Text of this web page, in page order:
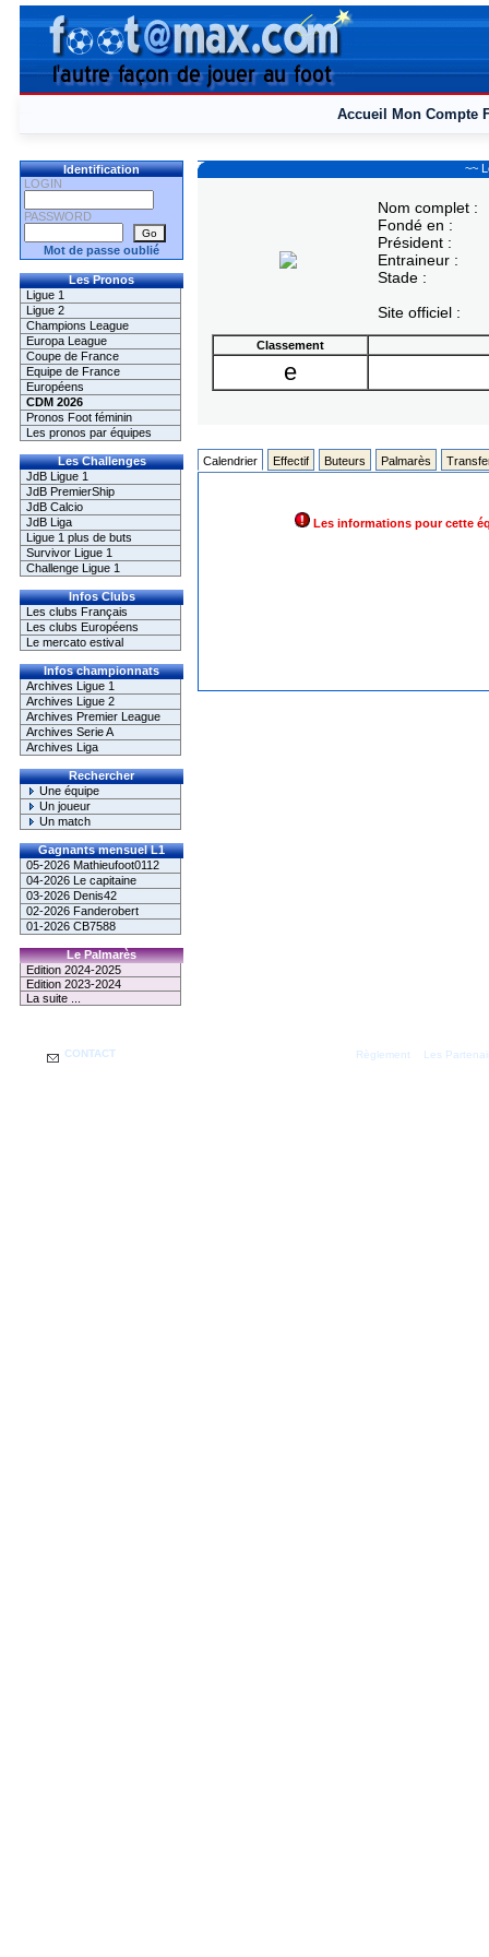
Accueil Mon Compte
Identification
LOGIN
PASSWORD
Mot de passe oublié
Les Pronos
Ligue 1
Ligue 2
Champions League
Europa League
Coupe de France
Equipe de France
Européens
CDM 2026
Pronos Foot féminin
Les pronos par équipes
Les Challenges
JdB Ligue 1
JdB PremierShip
JdB Calcio
JdB Liga
Ligue 1 plus de buts
Survivor Ligue 1
Challenge Ligue 1
Infos Clubs
Les clubs Français
Les clubs Européens
Le mercato estival
Infos championnats
Archives Ligue 1
Archives Ligue 2
Archives Premier League
Archives Serie A
Archives Liga
Rechercher
Une équipe
Un joueur
Un match
Gagnants mensuel L1
05-2026 Mathieufoot0112
04-2026 Le capitaine
03-2026 Denis42
02-2026 Fanderobert
01-2026 CB7588
Le Palmarès
Edition 2024-2025
Edition 2023-2024
La suite ...
~~
Nom complet :
Fondé en :
Président :
Entraineur :
Stade :
Site officiel :
Classement
e
Calendrier Effectif Buteurs Palmarès
Les informations pour cette
CONTACT Règlement Les